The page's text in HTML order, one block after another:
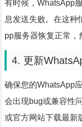
有时候，WhatsApp
息发送失败。在这种
pp服务器恢复正常，
4. 更新
确保您的WhatsApp
会出现bug或兼容性
或官方网站下载最新